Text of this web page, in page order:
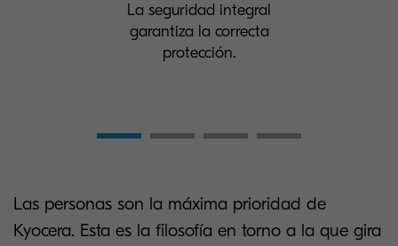
La seguridad integral
garantiza la correcta
protección.
Las personas son la máxima prioridad de
Kyocera. Esta es la filosofía en torno a la que gira